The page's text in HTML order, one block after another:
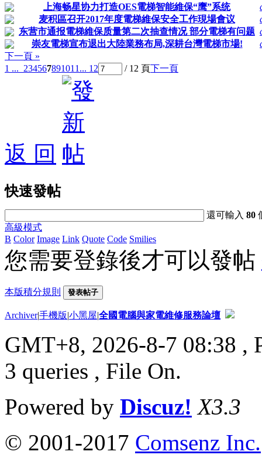
上海畅星协力打造OES電梯智能維保“鹰”系统
麦积區召开2017年度電梯維保安全工作現場會议
东营市通报電梯維保质量第二次抽查情况 部分電梯有问题
崇友電梯宣布退出大陸業務布局,深耕台灣電梯市場!
下一頁 »
1 ... 234567891011 ... 12 / 12 頁下一頁
返 回
快速發帖
還可輸入80
高級模式
B Color Image Link Quote Code Smilies
您需要登錄後才可以發帖
本版積分規則 發表帖子
Archiver|手機版|小黑屋|全國電腦與家電維修服務論壇
GMT+8, 2026-8-7 08:38 ,
3 queries , File On.
Powered by Discuz! X3.3
© 2001-2017 Comsenz Inc.